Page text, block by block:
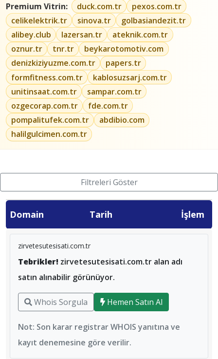
Premium Vitrin: duck.com.tr
pexos.com.tr
celikelektrik.tr
sinova.tr
golbasiandezit.tr
alibey.club
lazersan.tr
ateknik.com.tr
oznur.tr
tnr.tr
beykarotomotiv.com
denizkiziyuzme.com.tr
papers.tr
formfitness.com.tr
kablosuzsarj.com.tr
unitinsaat.com.tr
sampar.com.tr
ozgecorap.com.tr
fde.com.tr
pompalitufek.com.tr
abdibio.com
halilgulcimen.com.tr
Filtreleri Göster
Domain Tarih İşlem
zirvetesutesisati.com.tr
Tebrikler! zirvetesutesisati.com.tr alan adı
satın alınabilir görünüyor.
Whois Sorgula Hemen Satın Al
Not: Son karar registrar WHOIS yanıtına ve
kayıt denemesine göre verilir.